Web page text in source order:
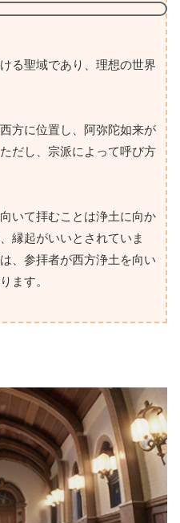
る聖域であり、理想の世界
方に位置し、阿弥陀如来が
だし、宗派によって呼び方
いて拝むことは浄土に向か
縁起がいいとされていま
、参拝者が西方浄土を向い
ます。